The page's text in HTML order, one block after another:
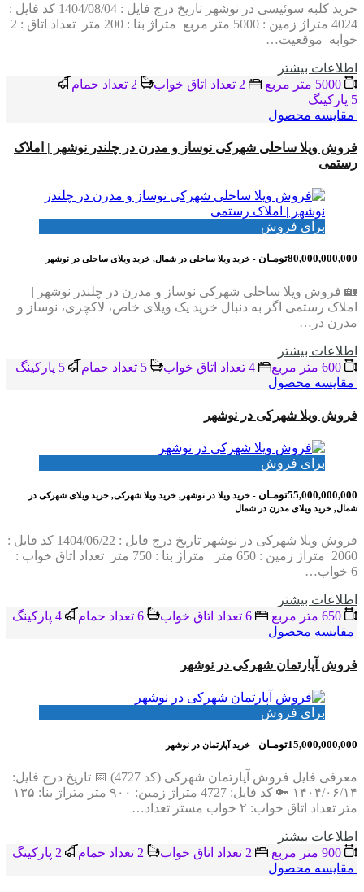
خرید کلبه سوئیسی در نوشهر تاریخ درج فایل : 1404/08/04 کد فایل :
4024 متراژ زمین : 5000 متر مربع متراژ بنا : 200 متر تعداد اتاق : 2
خوابه موقعیت…
اطلاعات بيشتر
5 پاركينگ
مقایسه محصول
فروش ویلا ساحلی شهرکی نوساز و مدرن در چلندر نوشهر | املاک
رستمی
برای فروش
80,000,000,000تومـان - خرید ویلا ساحلی در شمال, خرید ویلای ساحلی در نوشهر
🏡 فروش ویلا ساحلی شهرکی نوساز و مدرن در چلندر نوشهر |
املاک رستمی اگر به دنبال خرید یک ویلای خاص، لاکچری، نوساز و
مدرن در…
اطلاعات بيشتر
مقایسه محصول
فروش ویلا شهرکی در نوشهر
برای فروش
55,000,000,000تومـان
- خرید ویلا در نوشهر, خرید ویلا شهرکی, خرید ویلای شهرکی در
شمال, خرید ویلای مدرن در شمال
فروش ویلا شهرکی در نوشهر تاریخ درج فایل : 1404/06/22 کد فایل :
2060 متراژ زمین : 650 متر متراژ بنا : 750 متر تعداد اتاق خواب :
6 خواب…
اطلاعات بيشتر
مقایسه محصول
فروش آپارتمان شهرکی در نوشهر
برای فروش
15,000,000,000تومـان - خرید آپارتمان در نوشهر
معرفی فایل فروش آپارتمان شهرکی (کد 4727) 📅 تاریخ درج فایل:
۱۴۰۴/۰۶/۱۴ 🔑 کد فایل: 4727 متراژ زمین: ۹۰۰ متر متراژ بنا: ۱۳۵
متر تعداد اتاق خواب: ۲ خواب مستر تعداد…
اطلاعات بيشتر
مقایسه محصول